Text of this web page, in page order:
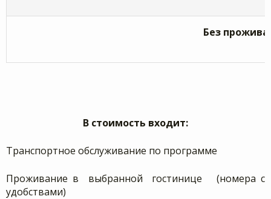
Без
В стоимость входит:
Транспортное обслуживание по программе
Проживание в выбранной гостинице
(номера с
удобствами)